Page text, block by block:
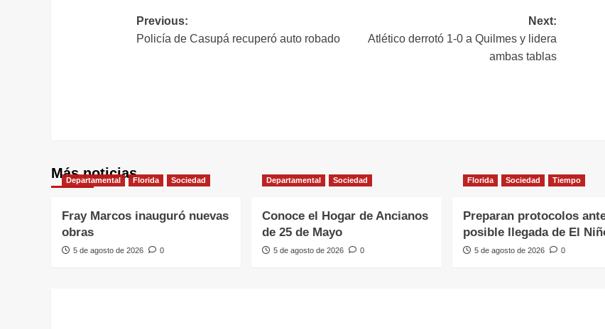
Navegación
de
Previous:
Policía de Casupá recuperó auto robado
Next:
Atlético derrotó 1-0 a Quilmes y lidera
ambas tablas
Más noticias
Departamental Florida Sociedad
Fray Marcos inauguró nuevas
obras
5 de agosto de 2026 0
Departamental Sociedad
Conoce el Hogar de Ancianos
de 25 de Mayo
5 de agosto de 2026 0
Florida Sociedad Tiempo
Preparan protocolos
posible llegada de El
5 de agosto de 2026 0